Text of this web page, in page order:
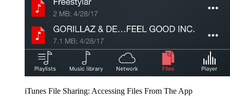
iTunes File Sharing: Accessing Files From The App